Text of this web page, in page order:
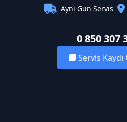
Aynı Gün Servis
0 850 307
Servis